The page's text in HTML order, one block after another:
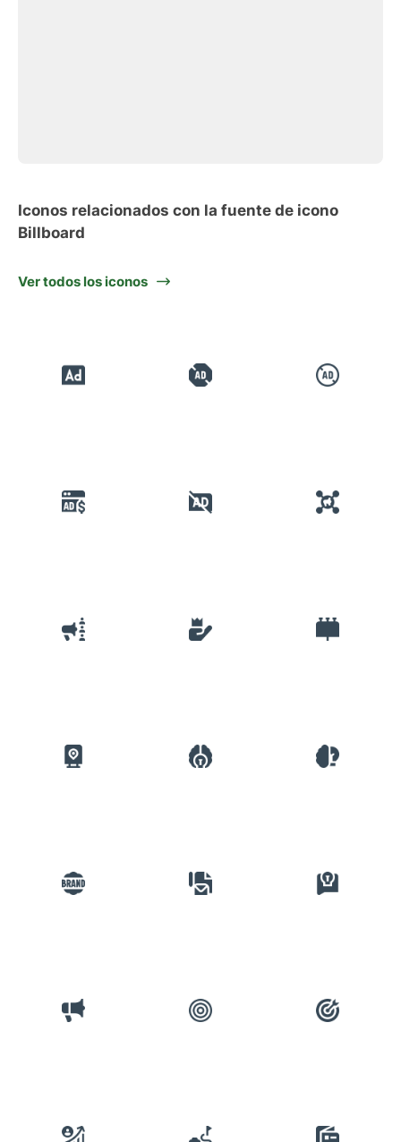
Iconos relacionados con la fuente de icono
Billboard
Ver todos los iconos